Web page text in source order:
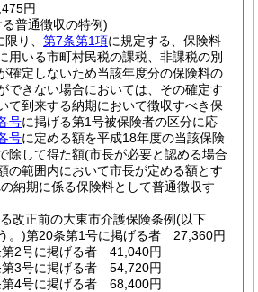
円
普通徴収の特例)
り、 第7条第1項に規定する、保険料
用いる市町村民税の課税、非課税の別
確定しないため当該年度分の保険料の
できない場合においては、その確定す
て到来する納期において徴収すべき保
号に掲げる第1号被保険者の区分に応
号に定める額を平成18年度の当該保険
除して得た額(市長が必要と認める場合
の範囲内において市長が定める額とす
納期に係る保険料として普通徴収す
改正前の大東市介護保険条例(以下
。)第20条第1号に掲げる者 27,360円
第2号に掲げる者 41,040円
第3号に掲げる者 54,720円
第4号に掲げる者 68,400円